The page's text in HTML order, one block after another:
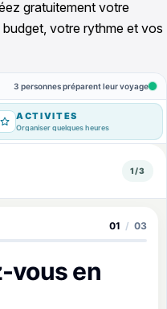
gratuitement votre
votre rythme et vos